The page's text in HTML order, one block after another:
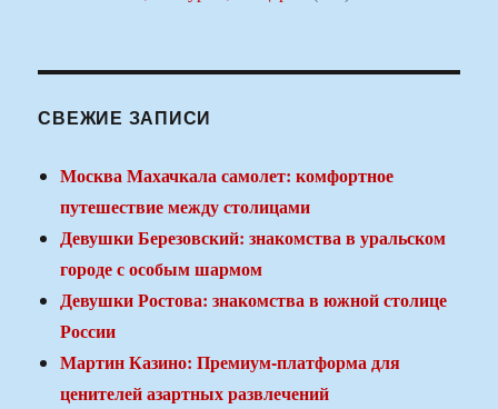
СВЕЖИЕ ЗАПИСИ
Москва Махачкала самолет: комфортное
путешествие между столицами
Девушки Березовский: знакомства в уральском
городе с особым шармом
Девушки Ростова: знакомства в южной столице
России
Мартин Казино: Премиум-платформа для
ценителей азартных развлечений